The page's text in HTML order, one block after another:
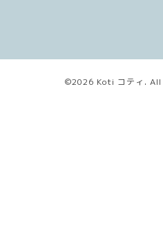
©2026 Koti コティ .